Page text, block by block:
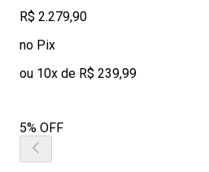
R$ 2.279,90
no Pix
ou 10x de R$ 239,99
5% OFF